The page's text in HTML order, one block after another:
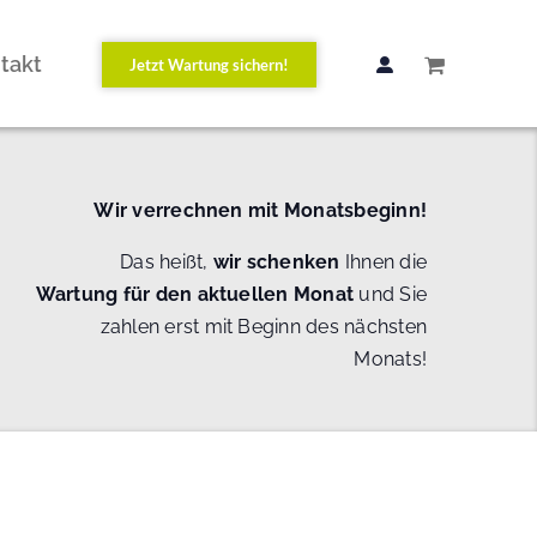
Jetzt Wartung sichern!
Wir verrechnen mit Monatsbeginn!
Das heißt, wir schenken Ihnen die
Wartung für den aktuellen Monat und Sie
zahlen erst mit Beginn des nächsten
Monats!